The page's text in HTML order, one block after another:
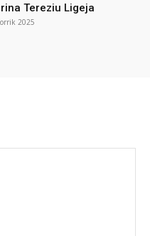
Tereziu Ligeja
2025